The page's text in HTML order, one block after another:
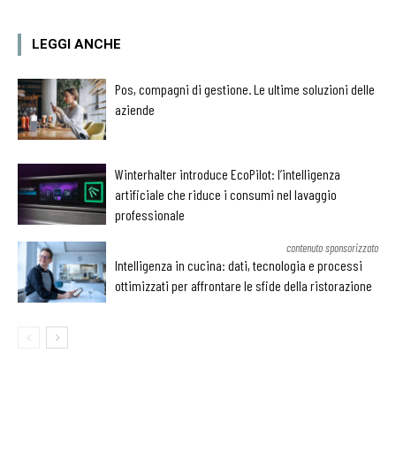
LEGGI ANCHE
Pos, compagni di gestione. Le ultime soluzioni delle
aziende
Winterhalter introduce EcoPilot: l’intelligenza
artificiale che riduce i consumi nel lavaggio
professionale
contenuto sponsorizzato
Intelligenza in cucina: dati, tecnologia e processi
ottimizzati per affrontare le sfide della ristorazione